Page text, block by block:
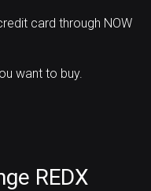
card through NOW
want to buy.
REDX